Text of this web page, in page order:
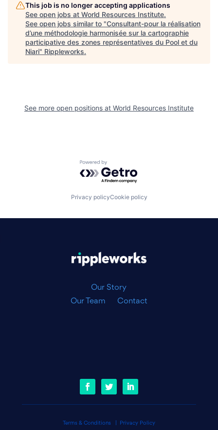
This job is no longer accepting applications
See open jobs at World Resources Institute.
See open jobs similar to "Consultant-pour la réalisation
d’une méthodologie harmonisée sur la cartographie
participative des zones représentatives du Pool et du
Niari" Rippleworks.
See more open positions at World Resources Institute
Powered by Getro.com
Privacy policyCookie policy
Our Story
Our Team
Contact
Terms & Conditions| Privacy Policy